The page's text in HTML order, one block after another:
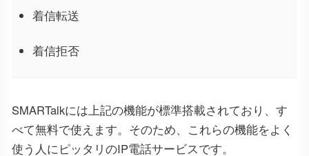
着信転送
着信拒否
SMARTalkには上記の機能が標準搭載されており、す
べて無料で使えます。そのため、これらの機能をよく
使う人にピッタリのIP電話サービスです。